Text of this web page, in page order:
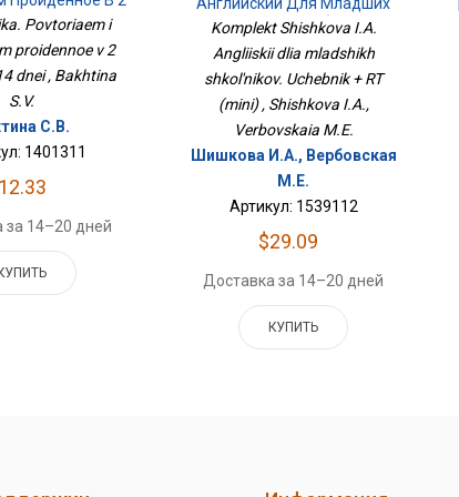
За 14 Дней
Povtoriaem i
proidennoe v 2
dnei , Bakhtina
S.V.
С.В.
1401311
за 14–20 дней
КУПИТЬ
Школьников. Учебник + РТ
Komplekt Shishkova I.A.
Angliiskii dlia mladshikh
shkol'nikov. Uchebnik + RT
(mini) , Shishkova I.A.,
Verbovskaia M.E.
Шишкова И.А., Вербовская
М.Е.
Артикул: 1539112
$29.09
Доставка за 14–20 дней
КУПИТЬ